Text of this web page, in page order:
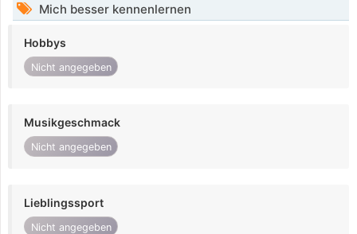
Mich besser kennenlernen
Hobbys
Nicht angegeben
Musikgeschmack
Nicht angegeben
Lieblingssport
Nicht angegeben